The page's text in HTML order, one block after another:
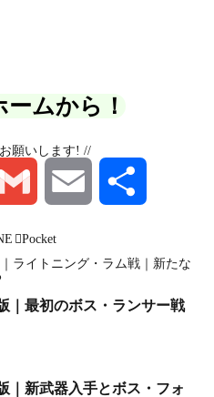
ムから！
願いします! //
Pocket
｜最初のボス・ランサー戦
｜新武器入手とボス・フォ